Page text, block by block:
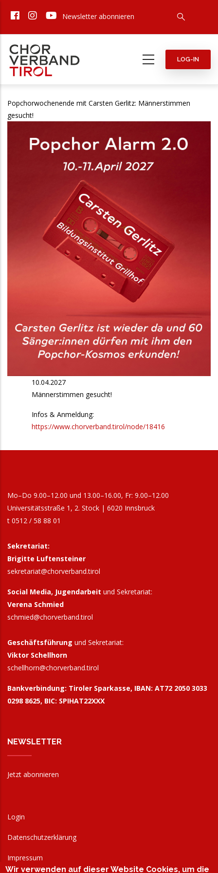
zum
Newsletter abonnieren
LOG-IN
Popchorwochenende mit Carsten Gerlitz: Männerstimmen
gesucht!
10.04.2027
Männerstimmen gesucht!
Infos & Anmeldung:
https://www.chorverband.tirol/node/18416
Mo–Do 9.00–12.00 und 13.00–16.00, Fr: 9.00–12.00
Universitätsstraße 1, 2. Stock | 6020 Innsbruck
t 0512 / 58 88 01
Sekretariat:
Brigitte Luftensteiner
sekretariat@chorverband.tirol
Social Media, Jugendarbeit und Sekretariat:
Verena Schmied
schmied@chorverband.tirol
Geschäftsführung und Sekretariat:
Viktor Schellhorn
schellhorn@chorverband.tirol
Bankverbindung: Tiroler Sparkasse, IBAN: AT72 2050 3033
0298 8625, BIC: SPIHAT22XXX
NEWSLETTER
Jetzt abonnieren
Login
Datenschutzerklärung
Impressum
Wir verwenden auf dieser Website Cookies, um die